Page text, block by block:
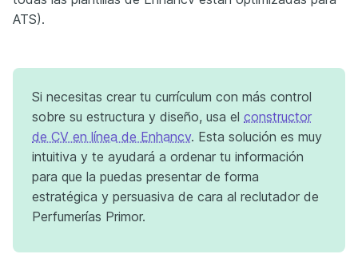
ATS).
Si necesitas crear tu currículum con más control
sobre su estructura y diseño, usa el constructor
de CV en línea de Enhancv. Esta solución es muy
intuitiva y te ayudará a ordenar tu información
para que la puedas presentar de forma
estratégica y persuasiva de cara al reclutador de
Perfumerías Primor.